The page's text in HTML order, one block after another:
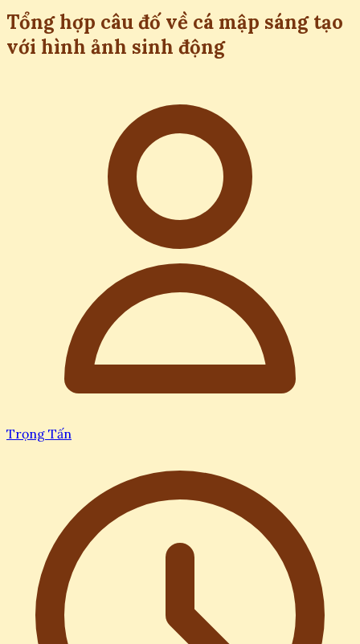
Tổng hợp câu đố về cá mập sáng tạo
với hình ảnh sinh động
Trọng Tấn